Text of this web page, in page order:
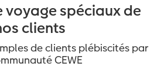
voyage spéciaux de
clients
de clients plébiscités par
CEWE